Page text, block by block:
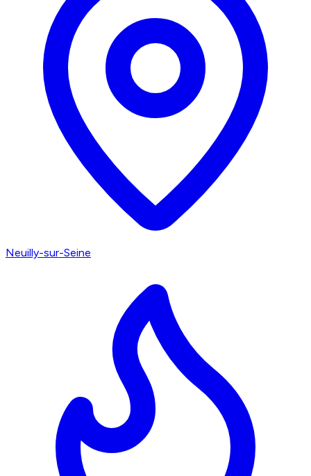
Neuilly-sur-Seine